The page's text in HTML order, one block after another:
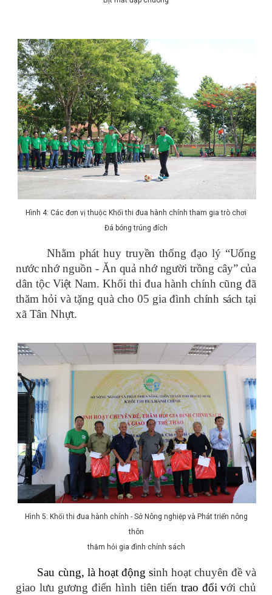
Hình 4: Các đơn vị thuộc Khối thi đua hành chính tham gia trò chơi
Đá bóng trúng đích
Nhằm phát huy truyền thống đạo lý “Uống
nước nhớ nguồn - Ăn quả nhớ người trồng cây” của
dân tộc Việt Nam. Khối thi đua hành chính cũng đã
thăm hỏi và tặng quà cho 05 gia đình chính sách tại
xã Tân Nhựt.
Hình 5: Khối thi đua hành chính - Sở Nông nghiệp và Phát triển nông
thôn
thăm hỏi gia đình chính sách
Sau cùng, là hoạt động sinh hoạt chuyên đề và
giao lưu gương điển hình tiên tiến trao đổi với chủ